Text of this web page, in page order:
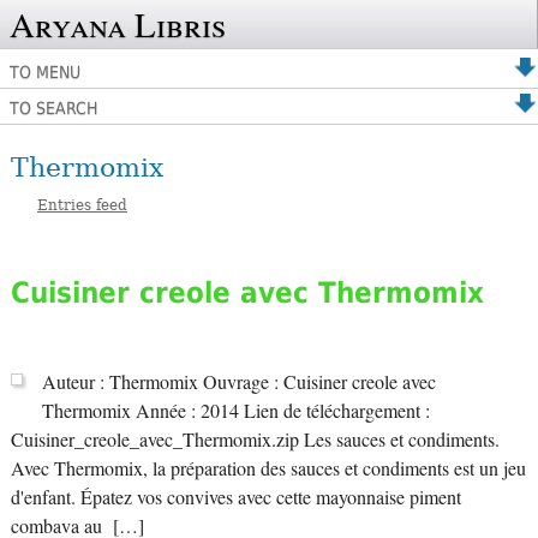
Aryana Libris
TO MENU
TO SEARCH
Thermomix
Entries feed
Cuisiner creole avec Thermomix
Auteur : Thermomix Ouvrage : Cuisiner creole avec
Thermomix Année : 2014 Lien de téléchargement :
Cuisiner_creole_avec_Thermomix.zip Les sauces et condiments.
Avec Thermomix, la préparation des sauces et condiments est un jeu
d'enfant. Épatez vos convives avec cette mayonnaise piment
combava au […]